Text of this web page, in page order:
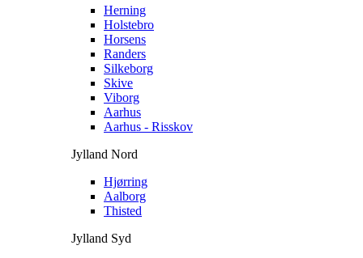
Herning
Holstebro
Horsens
Randers
Silkeborg
Skive
Viborg
Aarhus
Aarhus - Risskov
Jylland Nord
Hjørring
Aalborg
Thisted
Jylland Syd